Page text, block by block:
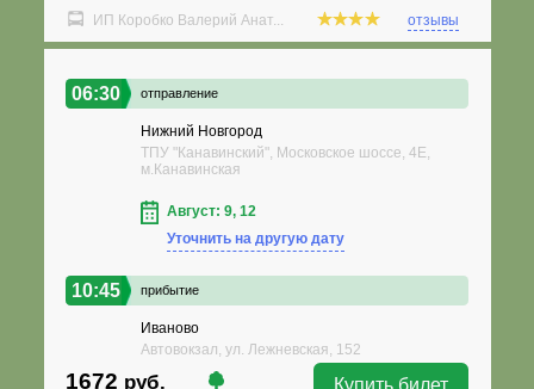
ИП Коробко Валерий Анат... отзывы
06:30 отправление
Нижний Новгород
ТПУ "Канавинский", Московское шоссе, 4Е,
м.Канавинская
Август: 9, 12
Уточнить на другую дату
10:45 прибытие
Иваново
Автовокзал, ул. Лежневская, 152
1672 руб. Купить билет